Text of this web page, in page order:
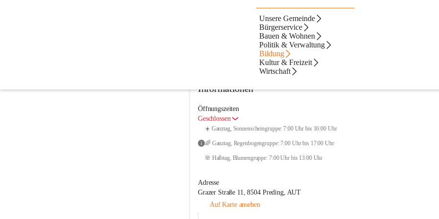
Unsere Gemeinde
Bürgerservice
Bauen & Wohnen
Politik & Verwaltung
Bildung
Kultur & Freizeit
Wirtschaft
Informationen
Öffnungszeiten
Geschlossen
☀️ Ganztag, Sonnenscheingruppe: 7:00 Uhr bis 16:00 Uhr
🌈 Ganztag, Regenbogengruppe: 7:00 Uhr bis 17:00 Uhr
Adresse
Grazer Straße 11, 8504 Preding, AUT
Auf Karte ansehen